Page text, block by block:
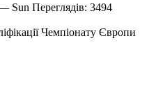
— Sun Переглядів: 3494
Чемпіонату Європи